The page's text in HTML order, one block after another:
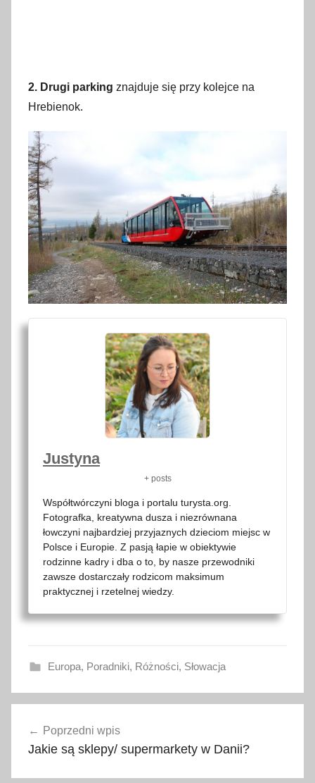
2. Drugi parking znajduje się przy kolejce na
Hrebienok.
Justyna
+ posts
Współtwórczyni bloga i portalu turysta.org.
Fotografka, kreatywna dusza i niezrównana
łowczyni najbardziej przyjaznych dzieciom miejsc w
Polsce i Europie. Z pasją łapie w obiektywie
rodzinne kadry i dba o to, by nasze przewodniki
zawsze dostarczały rodzicom maksimum
praktycznej i rzetelnej wiedzy.
Europa, Poradniki, Różności, Słowacja
b
t
wpisu
Poprzedni wpis
Jakie są sklepy/ supermarkety w Danii?